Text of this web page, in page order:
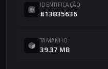
IDENTIFICAÇÃO
#13835636
TAMANHO
39.37 MB